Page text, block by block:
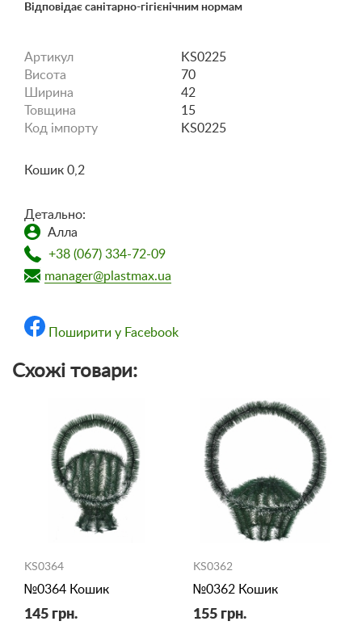
Відповідає санітарно-гігієнічним нормам
Артикул
KS0225
Висота
70
Ширина
42
Товщина
15
Код імпорту
KS0225
Кошик 0,2
Детально:
Алла
+38 (067) 334-72-09
manager@plastmax.ua
Поширити у Facebook
Схожі товари:
KS0364
№0364 Кошик
145 грн.
KS0362
№0362 Кошик
155 грн.